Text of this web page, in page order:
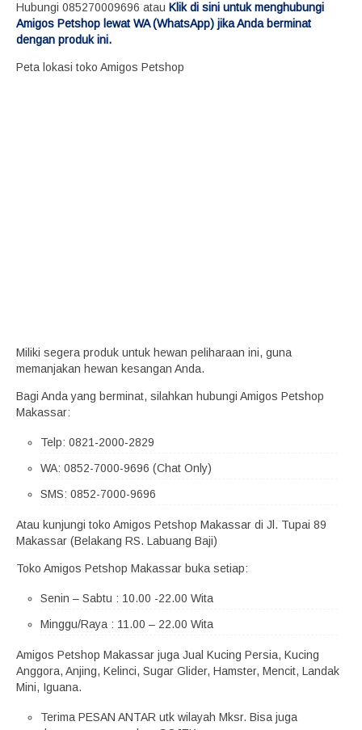
Hubungi 085270009696 atau Klik di sini untuk menghubungi
Amigos Petshop lewat WA (WhatsApp) jika Anda berminat
dengan produk ini.
Peta lokasi toko Amigos Petshop
Miliki segera produk untuk hewan peliharaan ini, guna
memanjakan hewan kesangan Anda.
Bagi Anda yang berminat, silahkan hubungi Amigos Petshop
Makassar:
Telp: 0821-2000-2829
WA: 0852-7000-9696 (Chat Only)
SMS: 0852-7000-9696
Atau kunjungi toko Amigos Petshop Makassar di Jl. Tupai 89
Makassar (Belakang RS. Labuang Baji)
Toko Amigos Petshop Makassar buka setiap:
Senin – Sabtu : 10.00 -22.00 Wita
Minggu/Raya : 11.00 – 22.00 Wita
Amigos Petshop Makassar juga Jual Kucing Persia, Kucing
Anggora, Anjing, Kelinci, Sugar Glider, Hamster, Mencit, Landak
Mini, Iguana.
Terima PESAN ANTAR utk wilayah Mksr. Bisa juga